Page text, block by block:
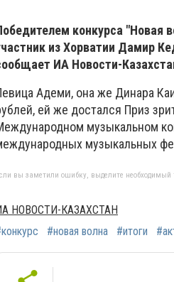
конкурса "Новая
из Хорватии Дамир
ИА Новости-
Адеми, она же Динара
ей же достался Приз
музыкальном
музыкальных
вы заметили ошибку, выделите необходимый
НОВОСТИ-КАЗАХСТАН
#новая волна #итоги